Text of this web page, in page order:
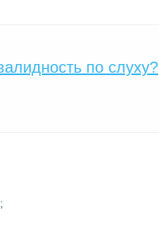
по слуху?